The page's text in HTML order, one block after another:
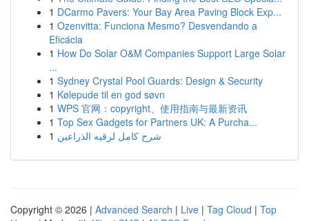
1 DCarmo Pavers: Your Bay Area Paving Block Exp...
1 Ozenvitta: Funciona Mesmo? Desvendando a
Eficácia
1 How Do Solar O&M Companies Support Large Solar
...
1 Sydney Crystal Pool Guards: Design & Security
1 Kølepude til en god søvn
1 WPS 官网：copyright、使用指南与最新资讯
1 Top Sex Gadgets for Partners UK: A Purcha...
1 شرح كامل لرقيه الذراعين
Copyright © 2026 | Advanced Search | Live | Tag Cloud | Top